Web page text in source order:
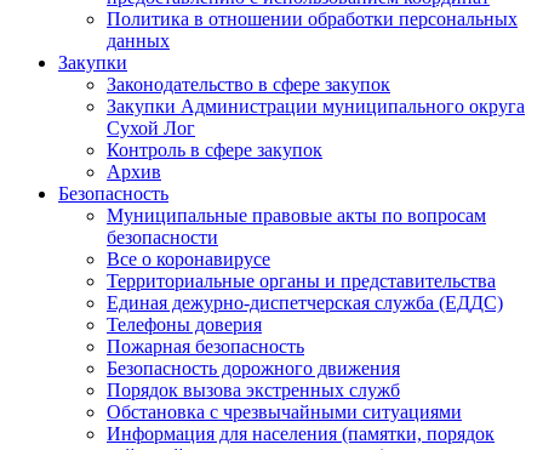
Политика в отношении обработки персональных
данных
Закупки
Законодательство в сфере закупок
Закупки Администрации муниципального округа
Сухой Лог
Контроль в сфере закупок
Архив
Безопасность
Муниципальные правовые акты по вопросам
безопасности
Все о коронавирусе
Территориальные органы и представительства
Единая дежурно-диспетчерская служба (ЕДДС)
Телефоны доверия
Пожарная безопасность
Безопасность дорожного движения
Порядок вызова экстренных служб
Обстановка с чрезвычайными ситуациями
Информация для населения (памятки, порядок